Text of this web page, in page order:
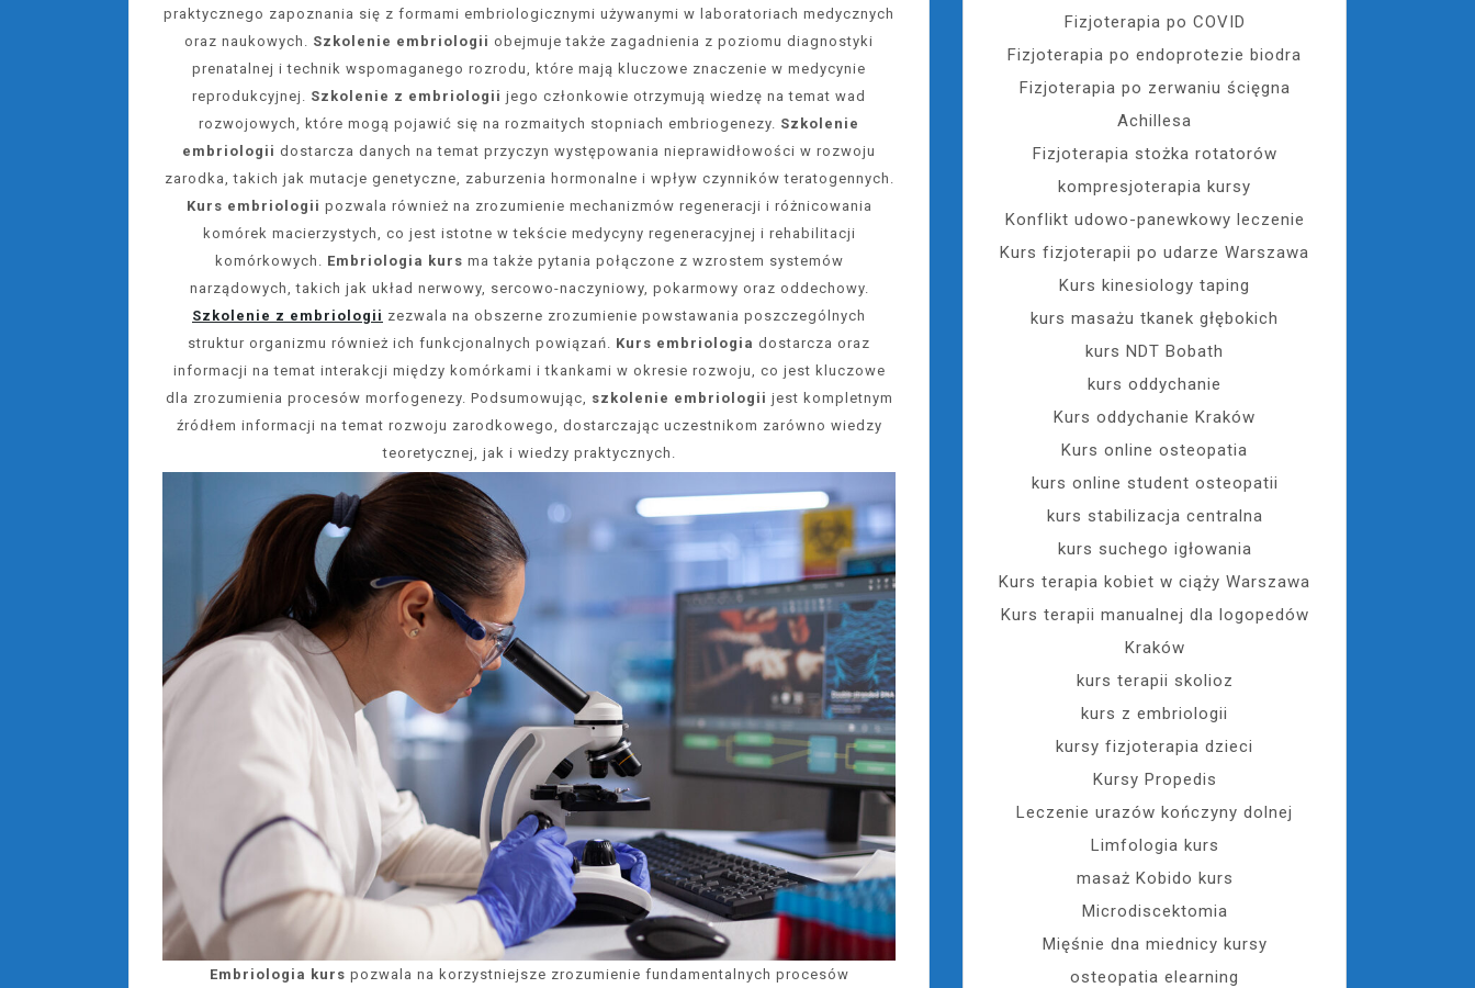
praktycznego zapoznania się z formami embriologicznymi używanymi w laboratoriach medycznych
oraz naukowych. Szkolenie embriologii obejmuje także zagadnienia z poziomu diagnostyki
prenatalnej i technik wspomaganego rozrodu, które mają kluczowe znaczenie w medycynie
reprodukcyjnej. Szkolenie z embriologii jego członkowie otrzymują wiedzę na temat wad
rozwojowych, które mogą pojawić się na rozmaitych stopniach embriogenezy. Szkolenie
embriologii dostarcza danych na temat przyczyn występowania nieprawidłowości w rozwoju
zarodka, takich jak mutacje genetyczne, zaburzenia hormonalne i wpływ czynników teratogennych.
Kurs embriologii pozwala również na zrozumienie mechanizmów regeneracji i różnicowania
komórek macierzystych, co jest istotne w tekście medycyny regeneracyjnej i rehabilitacji
komórkowych. Embriologia kurs ma także pytania połączone z wzrostem systemów
narządowych, takich jak układ nerwowy, sercowo-naczyniowy, pokarmowy oraz oddechowy.
Szkolenie z embriologii zezwala na obszerne zrozumienie powstawania poszczególnych
struktur organizmu również ich funkcjonalnych powiązań. Kurs embriologia dostarcza oraz
informacji na temat interakcji między komórkami i tkankami w okresie rozwoju, co jest kluczowe
dla zrozumienia procesów morfogenezy. Podsumowując, szkolenie embriologii jest kompletnym
źródłem informacji na temat rozwoju zarodkowego, dostarczając uczestnikom zarówno wiedzy
teoretycznej, jak i wiedzy praktycznych.
Embriologia kurs pozwala na korzystniejsze zrozumienie fundamentalnych procesów
Fizjoterapia po COVID
Fizjoterapia po endoprotezie biodra
Fizjoterapia po zerwaniu ścięgna
Achillesa
Fizjoterapia stożka rotatorów
kompresjoterapia kursy
Konflikt udowo-panewkowy leczenie
Kurs fizjoterapii po udarze Warszawa
Kurs kinesiology taping
kurs masażu tkanek głębokich
kurs NDT Bobath
kurs oddychanie
Kurs oddychanie Kraków
Kurs online osteopatia
kurs online student osteopatii
kurs stabilizacja centralna
kurs suchego igłowania
Kurs terapia kobiet w ciąży Warszawa
Kurs terapii manualnej dla logopedów
Kraków
kurs terapii skolioz
kurs z embriologii
kursy fizjoterapia dzieci
Kursy Propedis
Leczenie urazów kończyny dolnej
Limfologia kurs
masaż Kobido kurs
Microdiscektomia
Mięśnie dna miednicy kursy
osteopatia elearning